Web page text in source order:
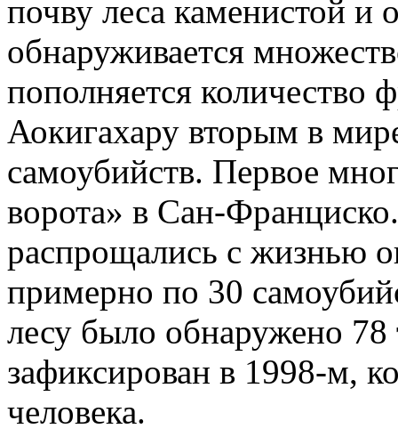
почву леса каменистой и
обнаруживается
пополняется количество
Аокигахару вторым в
самоубийств. Первое
ворота» в Сан-
распрощались с жизнью
примерно по 30
лесу было обнаружено 78
зафиксирован в 1998-м,
человека.